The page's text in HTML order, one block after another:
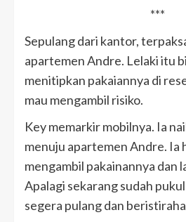
***
Sepulang dari kantor,
apartemen Andre. Lelaki itu
menitipkan pakaiannya di
mau mengambil risiko.
Key memarkir mobilnya. Ia
menuju apartemen Andre. Ia
mengambil pakainannya dan
Apalagi sekarang sudah
segera pulang dan